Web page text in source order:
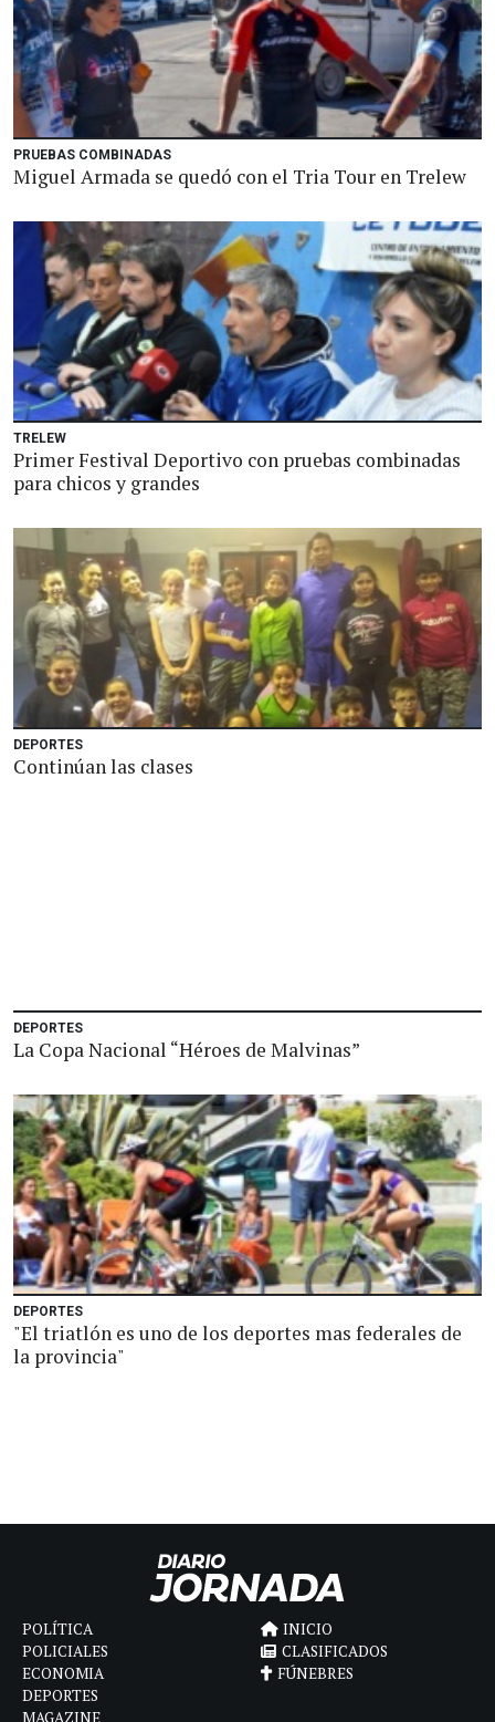
PRUEBAS COMBINADAS
Miguel Armada se quedó con el Tria Tour en Trelew
TRELEW
Primer Festival Deportivo con pruebas combinadas
para chicos y grandes
DEPORTES
Continúan las clases
DEPORTES
La Copa Nacional “Héroes de Malvinas”
DEPORTES
"El triatlón es uno de los deportes mas federales de
la provincia"
POLÍTICA
POLICIALES
ECONOMIA
DEPORTES
MAGAZINE
INICIO
CLASIFICADOS
FÚNEBRES